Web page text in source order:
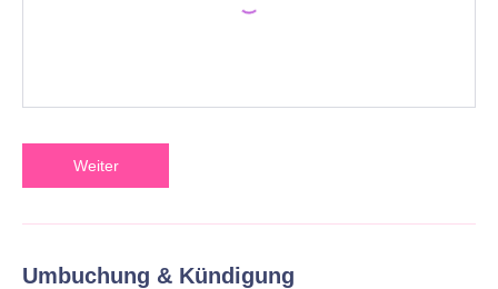
Weiter
Umbuchung & Kündigung